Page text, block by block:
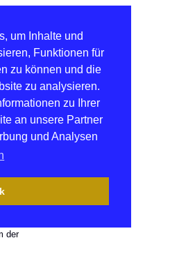
um Inhalte und
Funktionen für
zu können und die
zu analysieren.
zu Ihrer
an unsere Partner
und Analysen
der